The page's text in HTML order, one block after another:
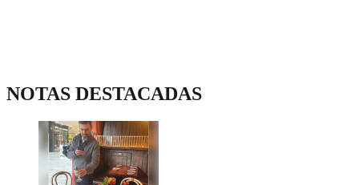
NOTAS DESTACADAS